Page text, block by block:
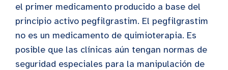
el primer medicamento producido a base del
principio activo pegfilgrastim. El pegfilgrastim
no es un medicamento de quimioterapia. Es
posible que las clínicas aún tengan normas de
seguridad especiales para la manipulación de